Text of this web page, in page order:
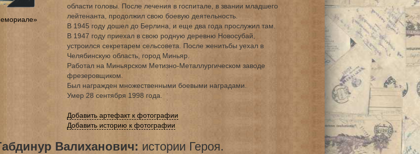
области головы. После лечения в госпитале, в звании младшего
лейтенанта, продолжил свою боевую деятельность.
В 1945 году дошел до Берлина, и еще два года прослужил там.
В 1947 году приехал в свою родную деревню Новосубай,
устроился секретарем сельсовета. После женитьбы уехал в
Челябинскую область, город Миньяр.
Работал на Миньярском Метизно-Металлургическом заводе
фрезеровщиком.
Был награжден множественными боевыми наградами.
Умер 28 сентября 1998 года.
Добавить артефакт к фотографии
Добавить историю к фотографии
Валиханович: истории Героя.